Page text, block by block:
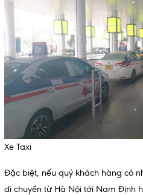
Xe Taxi
Đặc biệt, nếu quý khách hàng có
di chuyển từ Hà Nội tới Nam Định